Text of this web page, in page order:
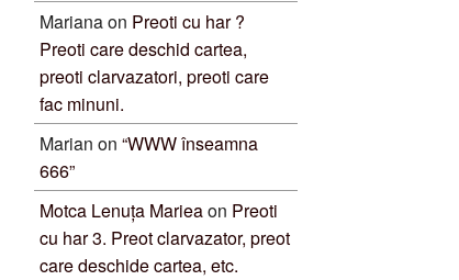
Marianaon Preoti cu har ?
Preoti care deschid cartea,
preoti clarvazatori, preoti care
fac minuni.
Marian on “WWW înseamna
666”
Motca Lenuța Marieaon Preoti
cu har 3. Preot clarvazator, preot
care deschide cartea, etc.